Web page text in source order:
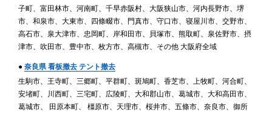
子町、富田林市、河南町、千早赤阪村、大阪狭山市、河内長野市、堺
市、和泉市、大東市、四條畷市、門真市、守口市、寝屋川市、交野市、
高石市、泉大津市、忠岡町、岸和田市、貝塚市、熊取町、泉佐野市、摂
津市、吹田市、豊中市、枚方市、高槻市、その他 大阪府全域
● 奈良県 看板撤去 テント撤去
生駒市、王寺町、三郷町、平群町、斑鳩町、香芝市、上牧町、河合町、
安堵町、川西町、三宅町、広陵町、大和郡山市、葛城市、大和高田市、
葛城市、 田原本町、 橿原市、天理市、桜井市、五條市、奈良市、御所